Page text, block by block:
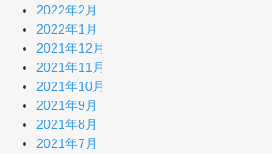
2022年2月
2022年1月
2021年12月
2021年11月
2021年10月
2021年9月
2021年8月
2021年7月